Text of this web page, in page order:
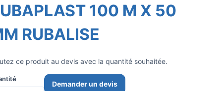
100 M X 50
RUBALISE
ce produit au devis avec la quantité souhaitée.
Demander un devis